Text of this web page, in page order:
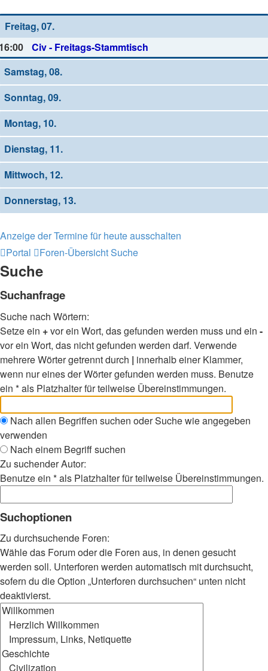
Freitag, 07.
Civ - Freitags-Stammtisch
Samstag, 08.
Sonntag, 09.
Montag, 10.
Dienstag, 11.
Mittwoch, 12.
Donnerstag, 13.
Anzeige der Termine für heute ausschalten
Portal
Foren-ÜbersichtSuche
Suche
Suchanfrage
Suche nach Wörtern:
Setze ein +vor ein Wort, das gefunden werden muss und ein -
vor ein Wort, das nicht gefunden werden darf. Verwende
mehrere Wörter getrennt durch | innerhalb einer Klammer,
wenn nur eines der Wörter gefunden werden muss. Benutze
ein * als Platzhalter für teilweise Übereinstimmungen.
Nach allen Begriffen suchen oder Suche wie angegeben
verwenden
Nach einem Begriff suchen
Zu suchender Autor:
Benutze ein * als Platzhalter für teilweise Übereinstimmungen.
Suchoptionen
Zu durchsuchende Foren:
Wähle das Forum oder die Foren aus, in denen gesucht
werden soll. Unterforen werden automatisch mit durchsucht,
sofern du die Option „Unterforen durchsuchen“ unten nicht
deaktivierst.